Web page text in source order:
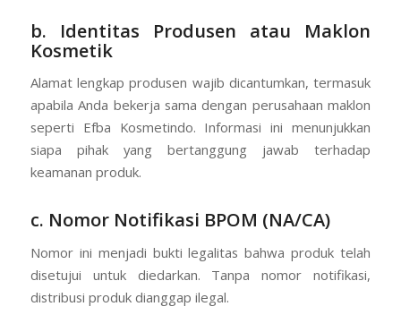
b. Identitas Produsen atau Maklon
Kosmetik
Alamat lengkap produsen wajib dicantumkan, termasuk
apabila Anda bekerja sama dengan perusahaan maklon
seperti Efba Kosmetindo. Informasi ini menunjukkan
siapa pihak yang bertanggung jawab terhadap
keamanan produk.
c. Nomor Notifikasi BPOM (NA/CA)
Nomor ini menjadi bukti legalitas bahwa produk telah
disetujui untuk diedarkan. Tanpa nomor notifikasi,
distribusi produk dianggap ilegal.